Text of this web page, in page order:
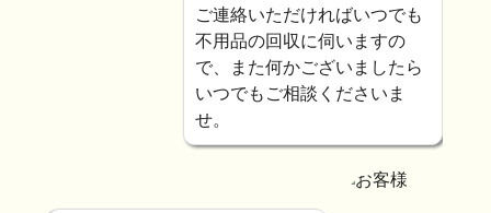
ご連絡いただければいつでも
不用品の回収に伺いますの
で、また何かございましたら
いつでもご相談くださいま
せ。